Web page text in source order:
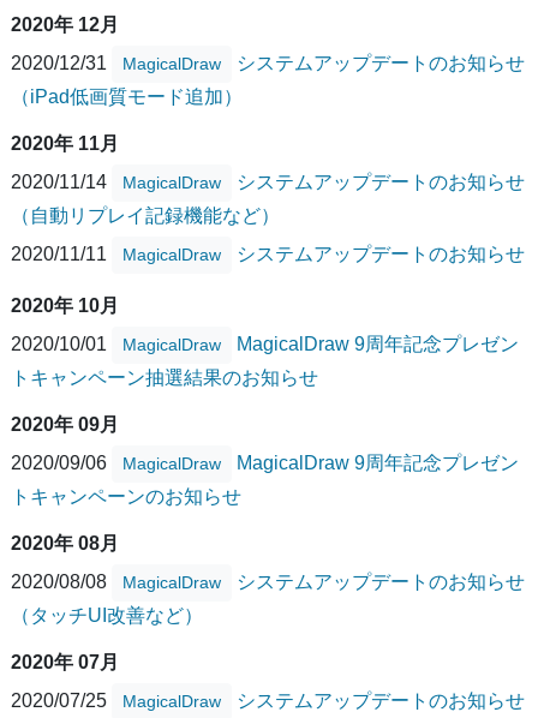
2020年 12月
2020/12/31
MagicalDraw
システムアップデートのお知らせ
（iPad低画質モード追加）
2020年 11月
2020/11/14
MagicalDraw
システムアップデートのお知らせ
（自動リプレイ記録機能など）
2020/11/11
MagicalDraw システムアップデートのお知らせ
2020年 10月
2020/10/01
MagicalDraw
MagicalDraw 9周年記念プレゼン
トキャンペーン抽選結果のお知らせ
2020年 09月
2020/09/06
MagicalDraw
MagicalDraw 9周年記念プレゼン
トキャンペーンのお知らせ
2020年 08月
2020/08/08
MagicalDraw
システムアップデートのお知らせ
（タッチUI改善など）
2020年 07月
2020/07/25
MagicalDraw
システムアップデートのお知らせ